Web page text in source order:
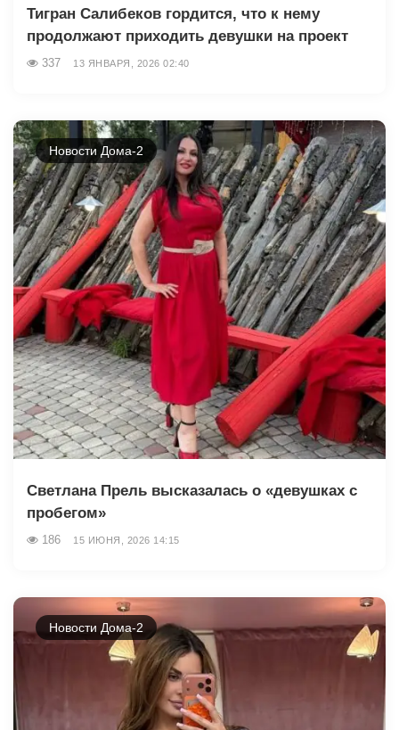
Тигран Салибеков гордится, что к нему
продолжают приходить девушки на проект
337 13 ЯНВАРЯ, 2026 02:40
Новости Дома-2
Светлана Прель высказалась о «девушках с
пробегом»
186 15 ИЮНЯ, 2026 14:15
Новости Дома-2